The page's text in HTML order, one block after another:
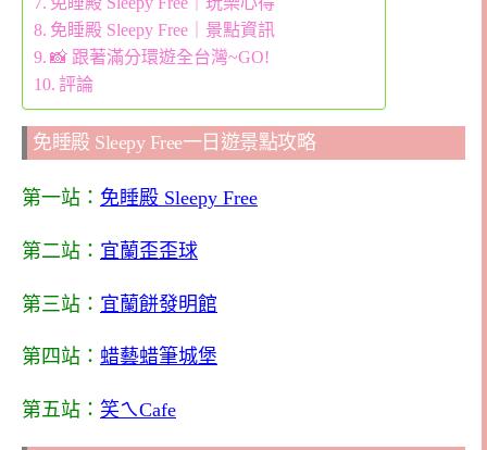
免睡殿 Sleepy Free｜景點資訊
📸 跟著滿分環遊全台灣~GO!
評論
免睡殿 Sleepy Free一日遊景點攻略
第一站： 免睡殿 Sleepy Free
第二站： 宜蘭歪歪球
第三站： 宜蘭餅發明館
第四站： 蜡藝蜡筆城堡
第五站： 笑ㄟCafe